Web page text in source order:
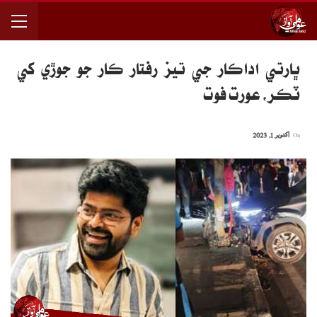
ڀارتي اداڪار جي تيز رفتار ڪار جو جوڙي کي
ٽڪر، عورت فوت
اکتوبر 1, 2023